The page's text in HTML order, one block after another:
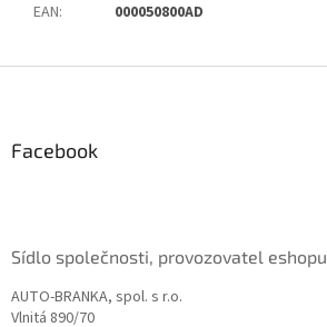
EAN: 000050800AD
Facebook
Sídlo společnosti, provozovatel eshopu
AUTO-BRANKA, spol. s r.o.
Vlnitá 890/70